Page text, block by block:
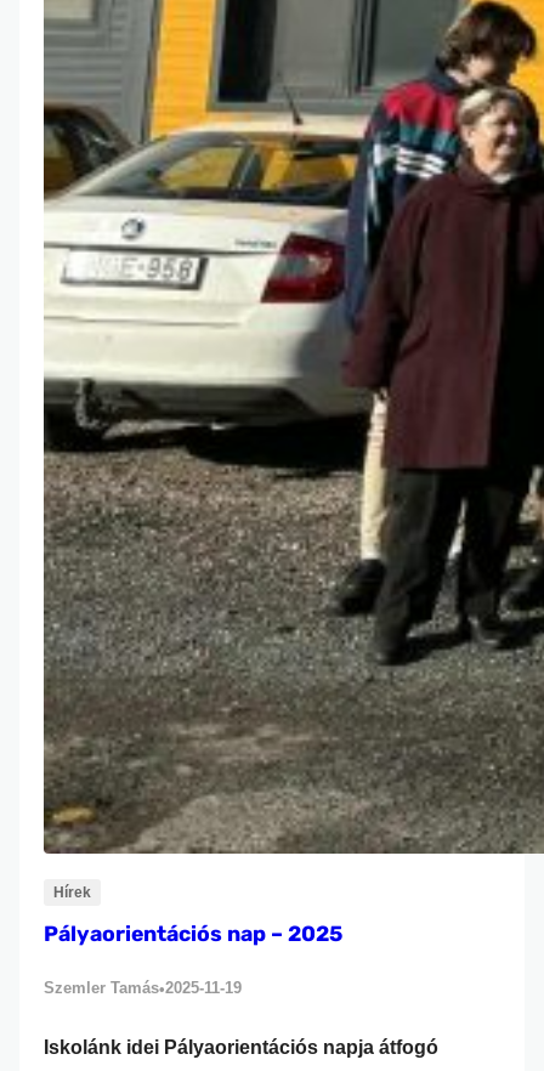
Hírek
Pályaorientációs nap – 2025
Szemler Tamás•2025-11-19
Iskolánk idei Pályaorientációs napja átfogó